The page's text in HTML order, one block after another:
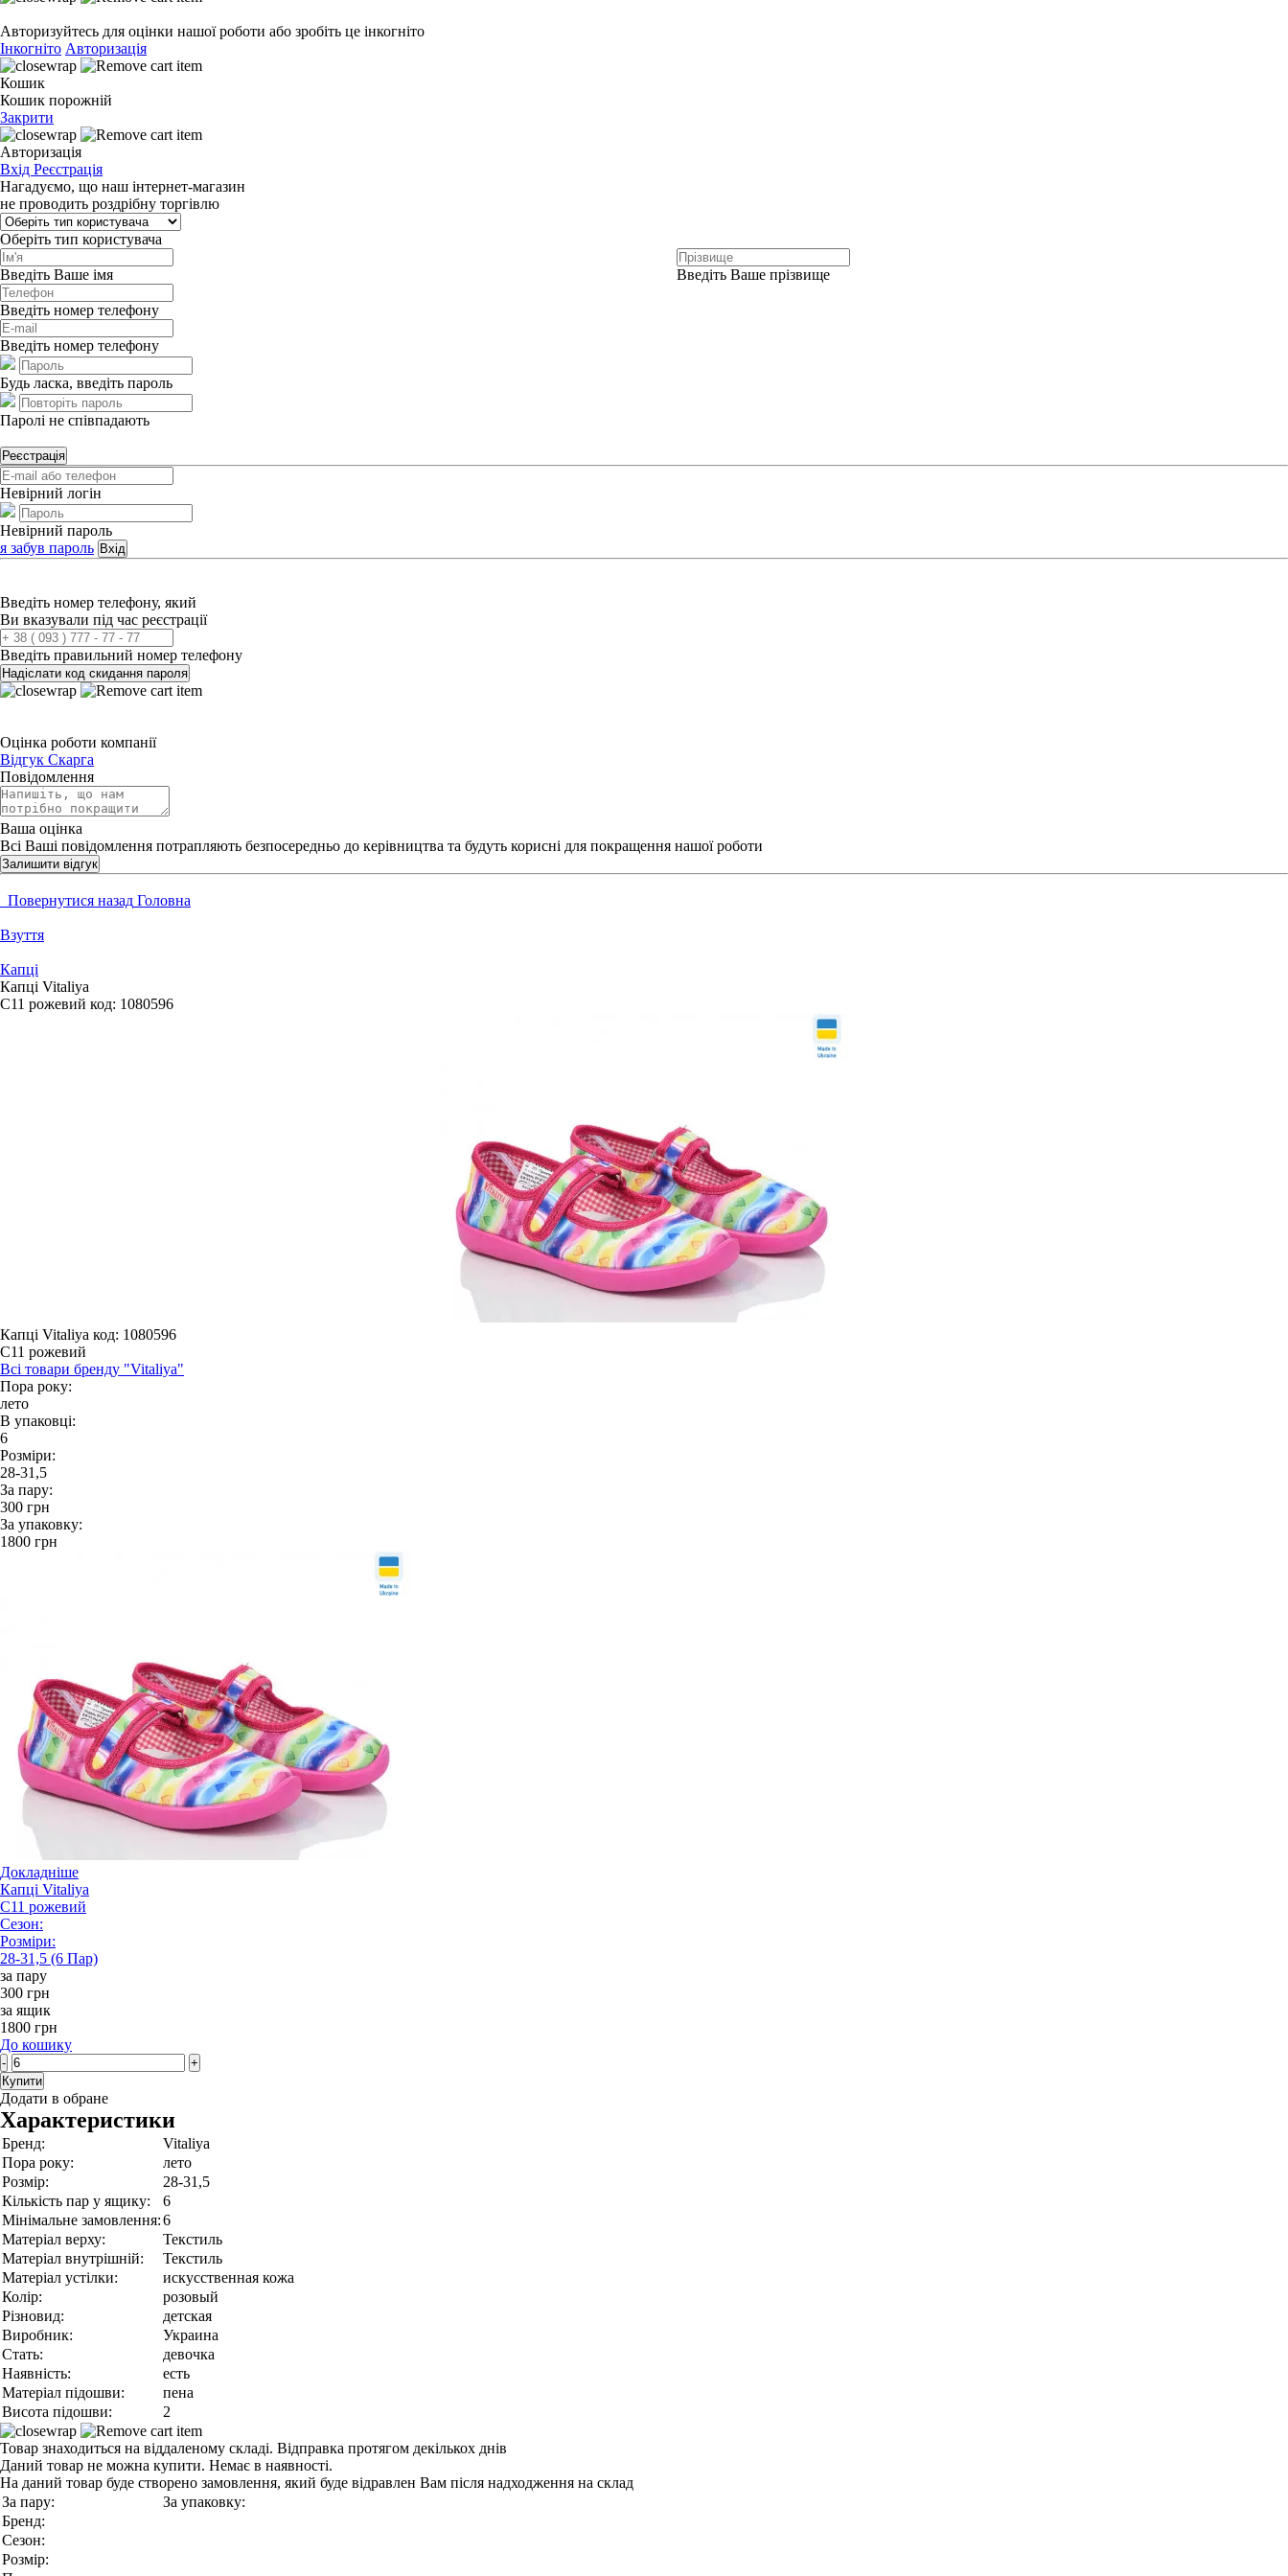
Авторизуйтесь для оцінки нашої роботи або зробіть це інкогніто
Інкогніто Авторизація
Кошик
Кошик порожній
Закрити
Авторизація
Вхід Реєстрація
Нагадуємо, що наш інтернет-магазин
не проводить роздрібну торгівлю
Оберіть тип користувача
Введіть Ваше імя Введіть Ваше прізвище
Введіть номер телефону
Введіть номер телефону
Будь ласка, введіть пароль
Паролі не співпадають
Реєстрація
Невірний логін
Невірний пароль
я забув пароль Вхід
Введіть номер телефону, який
Ви вказували під час реєстрації
Введіть правильний номер телефону
Надіслати код скидання пароля
Оцінка роботи компанії
Відгук Скарга
Повідомлення
Ваша оцінка
Всі Ваші повідомлення потрапляють безпосередньо до керівництва та будуть корисні для покращення нашої роботи
Залишити відгук
Повернутися назад Головна
Взуття
Капці
Капці Vitaliya
С11 рожевий код: 1080596
Капці Vitaliya код: 1080596
С11 рожевий
Всі товари бренду "Vitaliya"
Пора року:
лето
В упаковці:
6
Розміри:
28-31,5
За пару:
300 грн
За упаковку:
1800 грн
Докладніше
Капці Vitaliya
С11 рожевий
Сезон:
Розміри:
28-31,5 (6 Пар)
за пару
300 грн
за ящик
1800 грн
До кошику
-
+
Купити
Додати в обране
Характеристики
Бренд:
Vitaliya
Пора року:
лето
Розмір:
28-31,5
Кількість пар у ящику:
6
Мінімальне замовлення:6
Матеріал верху:
Текстиль
Матеріал внутрішній:
Текстиль
Матеріал устілки:
искусственная кожа
Колір:
розовый
Різновид:
детская
Виробник:
Украина
Стать:
девочка
Наявність:
есть
Матеріал підошви:
пена
Висота підошви:
2
Товар знаходиться на віддаленому складі. Відправка протягом декількох днів
Даний товар не можна купити. Немає в наявності.
На даний товар буде створено замовлення, який буде відравлен Вам після надходження на склад
За пару:
За упаковку:
Бренд:
Сезон:
Розмір: